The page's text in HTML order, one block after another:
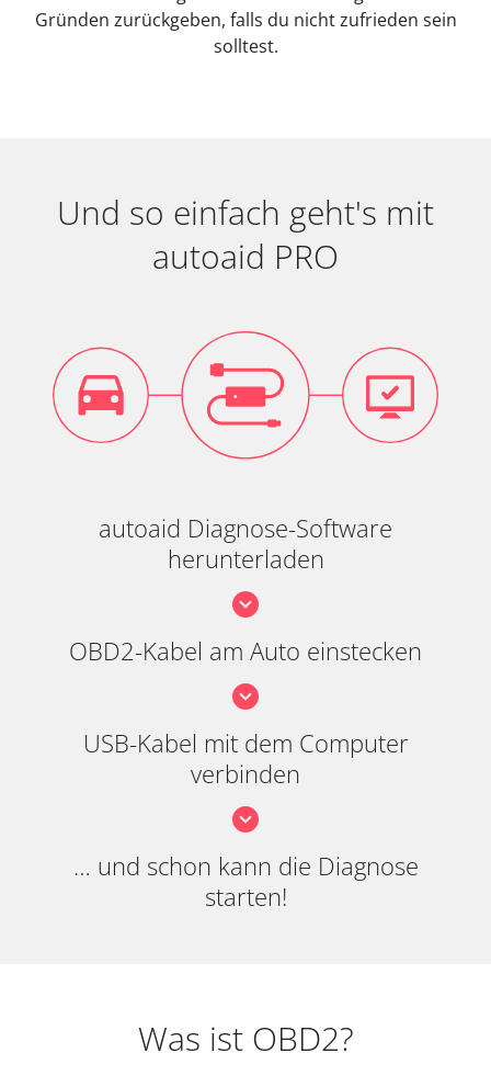
Gründen zurückgeben, falls du nicht zufrieden sein
solltest.
Und so einfach geht's mit
autoaid PRO
autoaid Diagnose-Software
herunterladen
OBD2-Kabel am Auto einstecken
USB-Kabel mit dem Computer
verbinden
… und schon kann die Diagnose
starten!
Was ist OBD2?